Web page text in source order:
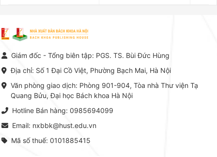
vực Hóa học phân tích tại Việt
Nam hiện nay. Bộ sách mang
đến một hệ thống tri thức hoàn
thuật thực hành -> Ứng dụng
khoa Hà Nội ấn hành cả hai
lý. Các
Giám đốc - Tổng biên tập: PGS. TS. Bùi Đức Hùng
Địa chỉ: Số 1 Đại Cồ Việt, Phường Bạch Mai, Hà Nội
Văn phòng giao dịch: Phòng 901-904, Tòa nhà Thư viện Tạ
Quang Bửu, Đại học Bách khoa Hà Nội
Hotline Bán hàng: 0985694099
Email: nxbbk@hust.edu.vn
Mã số thuế: 0101885415